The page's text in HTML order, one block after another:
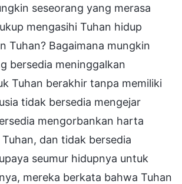
seseorang yang merasa
mengasihi Tuhan hidup
Tuhan? Bagaimana mungkin
bersedia meninggalkan
Tuhan berakhir tanpa memiliki
tidak bersedia mengejar
mengorbankan harta
dan tidak bersedia
seumur hidupnya untuk
mereka berkata bahwa Tuhan